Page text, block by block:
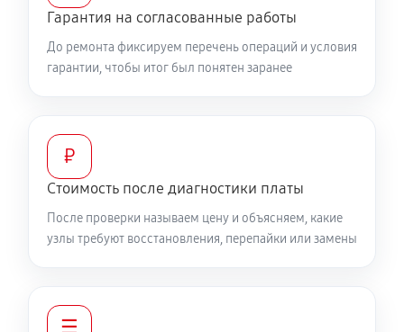
Гарантия на согласованные работы
До ремонта фиксируем перечень операций и условия
гарантии, чтобы итог был понятен заранее
₽
Стоимость после диагностики платы
После проверки называем цену и объясняем, какие
узлы требуют восстановления, перепайки или замены